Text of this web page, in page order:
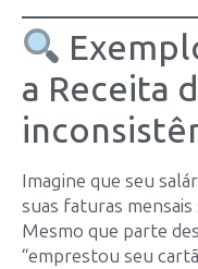
a Receita
Imagine que seu
suas faturas mensais
Mesmo que parte
“emprestou seu